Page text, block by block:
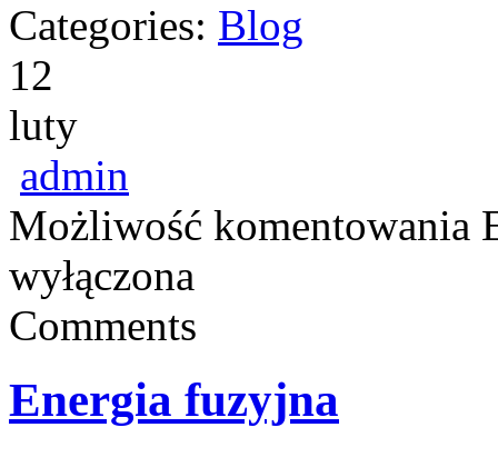
Categories: Blog
12
luty
admin
Możliwość komentowania
wyłączona
Comments
Energia fuzyjna